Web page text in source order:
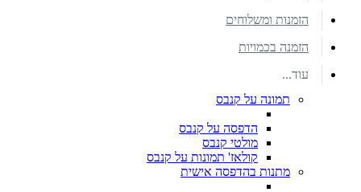
הזמנות ומשלוחים
הזמנה בכמויות
עוד...
תמונה על קנבס
הדפסה על קנבס
מולטי קנבס
קולאז' תמונות על קנבס
מתנות בהדפסה אישית